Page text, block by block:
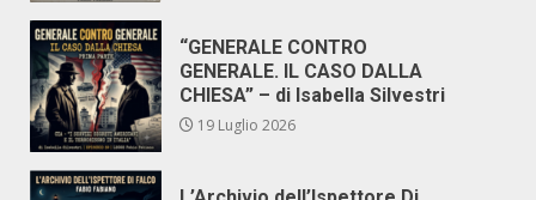
“GENERALE CONTRO
GENERALE. IL CASO DALLA
CHIESA” – di Isabella Silvestri
19 Luglio 2026